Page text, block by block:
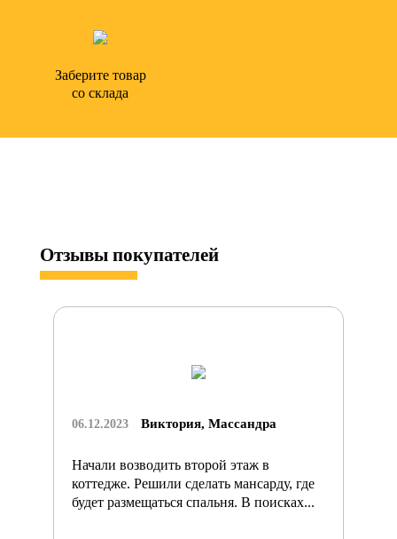
Заберите товар
со склада
Отзывы покупателей
06.12.2023 Виктория, Массандра
Начали возводить второй этаж в
коттедже. Решили сделать мансарду, где
будет размещаться спальня. В поисках...